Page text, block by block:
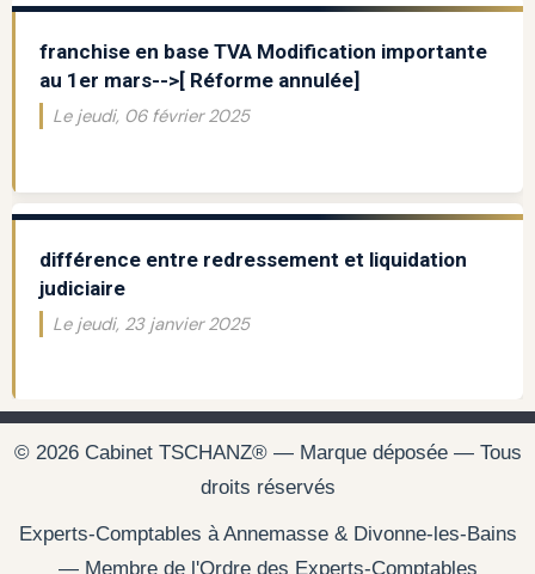
franchise en base TVA Modification importante
au 1er mars-->[ Réforme annulée]
Le jeudi, 06 février 2025
différence entre redressement et liquidation
judiciaire
Le jeudi, 23 janvier 2025
© 2026 Cabinet TSCHANZ® — Marque déposée — Tous
droits réservés
Experts-Comptables à Annemasse & Divonne-les-Bains
— Membre de l'Ordre des Experts-Comptables